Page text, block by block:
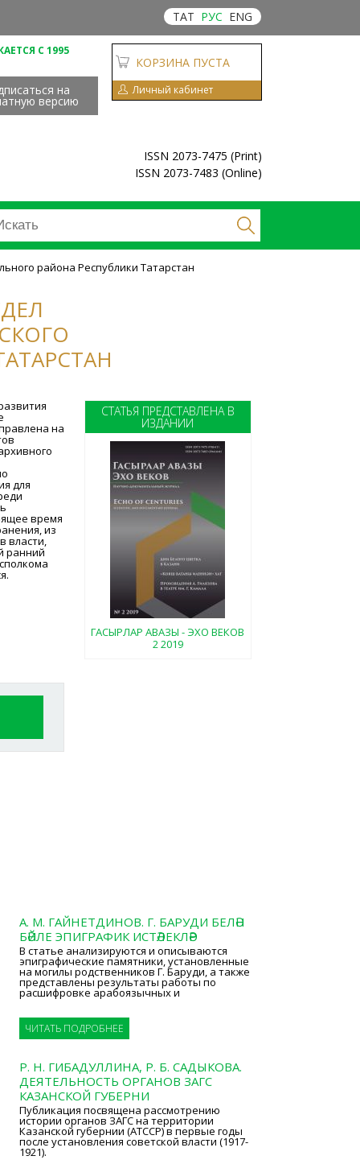
ТАТ РУС ENG
С 1995
на
версию
КОРЗИНА ПУСТА
Личный кабинет
ISSN 2073-7475 (Print)
ISSN 2073-7483 (Online)
района Республики Татарстан
на
для
время
из
власти,
ранний
СТАТЬЯ ПРЕДСТАВЛЕНА В
ИЗДАНИИ
ГАСЫРЛАР АВАЗЫ - ЭХО ВЕКОВ
2 2019
А. М. ГАЙНЕТДИНОВ. Г. БАРУДИ БЕЛӘН
БӘЙЛЕ ЭПИГРАФИК ИСТӘЛЕКЛӘР
В статье анализируются и описываются
эпиграфические памятники, установленные
на могилы родственников Г. Баруди, а также
представлены результаты работы по
расшифровке арабоязычных и
ЧИТАТЬ ПОДРОБНЕЕ
Р. Н. ГИБАДУЛЛИНА, Р. Б. САДЫКОВА.
ДЕЯТЕЛЬНОСТЬ ОРГАНОВ ЗАГС
КАЗАНСКОЙ ГУБЕРНИ
Публикация посвящена рассмотрению
истории органов ЗАГС на территории
Казанской губернии (АТССР) в первые годы
после установления советской власти (1917-
1921).